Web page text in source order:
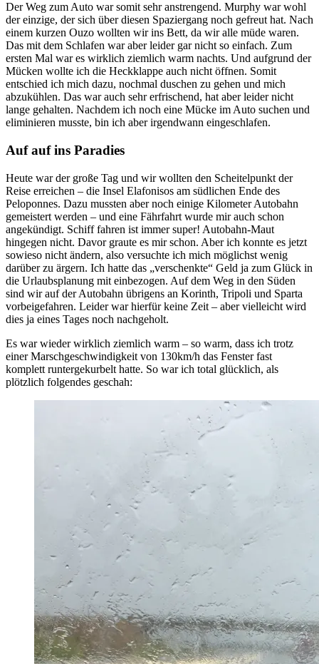
Der Weg zum Auto war somit sehr anstrengend. Murphy war wohl
der einzige, der sich über diesen Spaziergang noch gefreut hat. Nach
einem kurzen Ouzo wollten wir ins Bett, da wir alle müde waren.
Das mit dem Schlafen war aber leider gar nicht so einfach. Zum
ersten Mal war es wirklich ziemlich warm nachts. Und aufgrund der
Mücken wollte ich die Heckklappe auch nicht öffnen. Somit
entschied ich mich dazu, nochmal duschen zu gehen und mich
abzukühlen. Das war auch sehr erfrischend, hat aber leider nicht
lange gehalten. Nachdem ich noch eine Mücke im Auto suchen und
eliminieren musste, bin ich aber irgendwann eingeschlafen.
Auf auf ins Paradies
Heute war der große Tag und wir wollten den Scheitelpunkt der
Reise erreichen – die Insel Elafonisos am südlichen Ende des
Peloponnes. Dazu mussten aber noch einige Kilometer Autobahn
gemeistert werden – und eine Fährfahrt wurde mir auch schon
angekündigt. Schiff fahren ist immer super! Autobahn-Maut
hingegen nicht. Davor graute es mir schon. Aber ich konnte es jetzt
sowieso nicht ändern, also versuchte ich mich möglichst wenig
darüber zu ärgern. Ich hatte das „verschenkte“ Geld ja zum Glück in
die Urlaubsplanung mit einbezogen. Auf dem Weg in den Süden
sind wir auf der Autobahn übrigens an Korinth, Tripoli und Sparta
vorbeigefahren. Leider war hierfür keine Zeit – aber vielleicht wird
dies ja eines Tages noch nachgeholt.
Es war wieder wirklich ziemlich warm – so warm, dass ich trotz
einer Marschgeschwindigkeit von 130km/h das Fenster fast
komplett runtergekurbelt hatte. So war ich total glücklich, als
plötzlich folgendes geschah: